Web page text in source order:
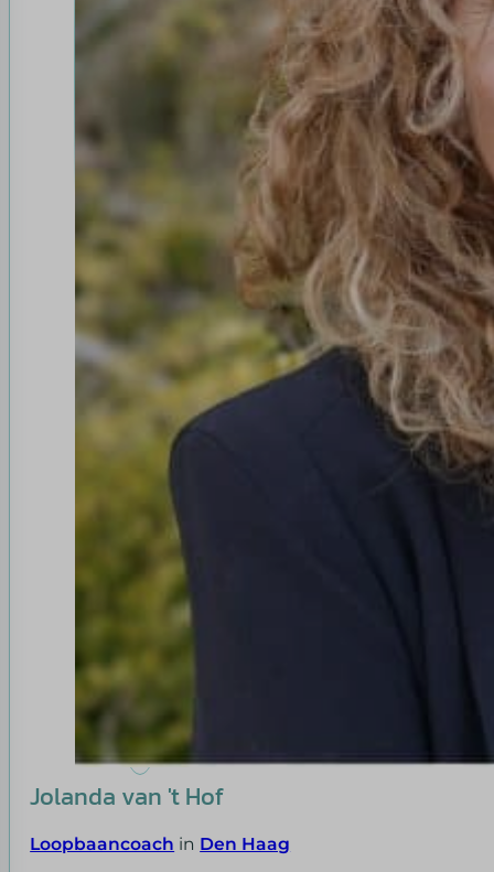
Jolanda van 't Hof
Loopbaancoach in Den Haag